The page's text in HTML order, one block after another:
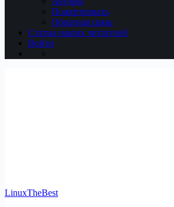
Пожертвовать
Обратная связь
Статьи наших читателей
Войти
LinuxTheBest